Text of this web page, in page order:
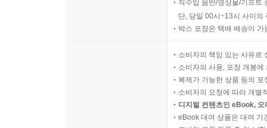
직수입 음반/영상물/기프트
단, 당일 00시~13시 사이의
박스 포장은 택배 배송이
소비자의 책임 있는 사유로
소비자의 사용, 포장 개봉
복제가 가능한 상품 등의
소비자의 요청에 따라 개별
디지털 컨텐츠인 eBook,
eBook 대여 상품은 대여 기